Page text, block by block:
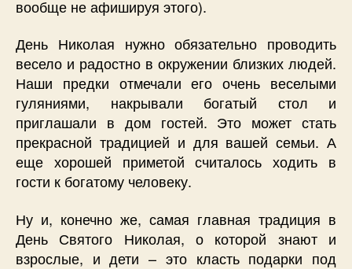
вообще не афишируя этого).
День Николая нужно обязательно проводить
весело и радостно в окружении близких людей.
Наши предки отмечали его очень веселыми
гуляниями, накрывали богатый стол и
приглашали в дом гостей. Это может стать
прекрасной традицией и для вашей семьи. А
еще хорошей приметой считалось ходить в
гости к богатому человеку.
Ну и, конечно же, самая главная традиция в
День Святого Николая, о которой знают и
взрослые, и дети – это класть подарки под